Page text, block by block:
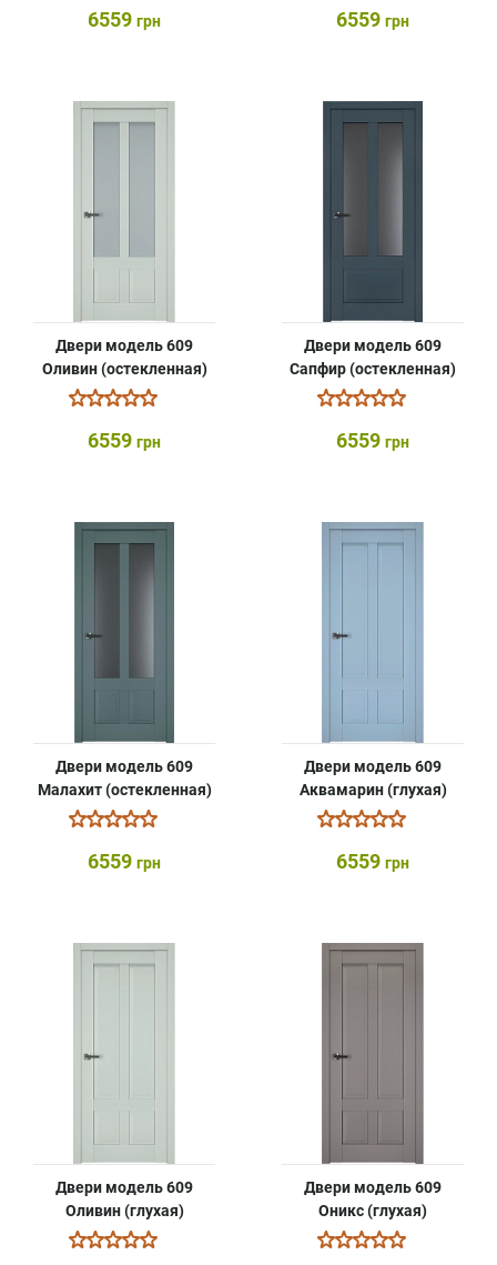
6559 грн 6559 грн
Двери модель 609
Оливин (остекленная)
6559 грн
Двери модель 609
Сапфир (остекленная)
6559 грн
Двери модель 609
Малахит (остекленная)
6559 грн
Двери модель 609
Аквамарин (глухая)
6559 грн
Двери модель 609
Оливин (глухая)
Двери модель 609
Оникс (глухая)